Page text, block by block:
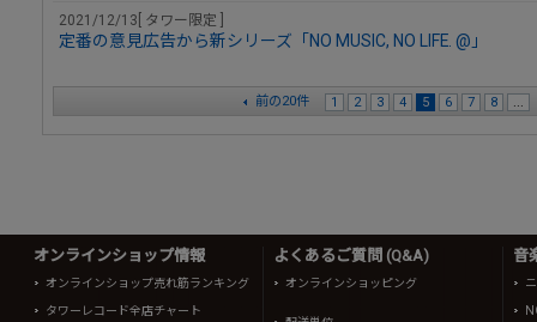
2021/12/13[ タワー限定 ]
定番の意見広告から新シリーズ「NO MUSIC, NO LIFE. @」
前の20件 1 2 3 4 5 6 7 8 ...
オンラインショップ情報
オンラインショップ売れ筋ランキング
タワーレコード全店チャート
よくあるご質問 (Q&A)
オンラインショッピング
音